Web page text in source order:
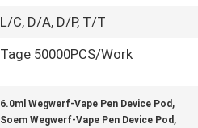
L/C, D/A, D/P, T/T
Tage 50000PCS/Work
6.0ml Wegwerf-Vape Pen Device Pod ,
Soem Wegwerf-Vape Pen Device Pod ,